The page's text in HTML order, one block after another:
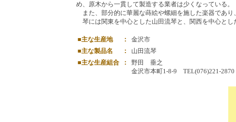
め、原木から一貫して製造する業者は少くなっている。
また、部分的に華麗な蒔絵や螺細を施した楽器であり
琴には関東を中心とした山田流琴と、関西を中心とし
■主な生産地 ：
金沢市
■主な製品名
：
山田流琴
■主な生産組合
：
野田 垂之
金沢市本町1-8-9 TEL(076)221-2870